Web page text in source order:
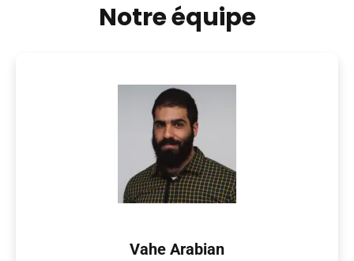
Notre équipe
Vahe Arabian